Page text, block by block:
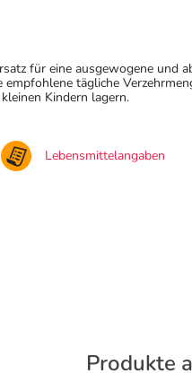
für eine ausgewogene und
empfohlene tägliche
Kindern lagern.
Lebensmittelangaben
Produkte